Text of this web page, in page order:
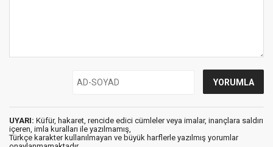
UYARI: Küfür, hakaret, rencide edici cümleler veya imalar, inançlara saldırı
içeren, imla kuralları ile yazılmamış,
Türkçe karakter kullanılmayan ve büyük harflerle yazılmış yorumlar